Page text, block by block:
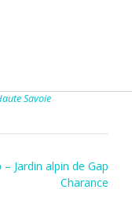
Savoie
– Jardin alpin de Gap
Charance